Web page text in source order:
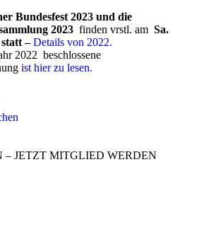
Bundesfest 2023 und die
2023 finden vrstl. am Sa.
statt – Details von 2022.
2022 beschlossene
ist hier zu lesen.
– JETZT MITGLIED WERDEN